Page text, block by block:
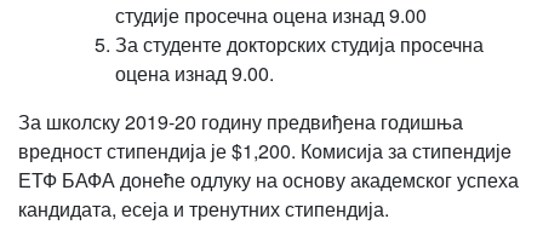
студије просечна оцена изнад 9.00
За студенте докторских студија просечна
оцена изнад 9.00.
За школску 2019-20 годину предвиђена годишња
вредност стипендија је $1,200. Комисија за стипендијe
ЕТФ БАФА донеће одлуку на основу академског успеха
кандидата, есеја и тренутних стипендија.